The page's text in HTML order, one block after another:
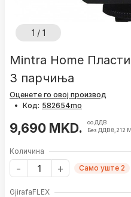
1 / 1
Mintra Home
3 парчиња
Оценете го овој производ
• Код:
9,690 MKD.
со ДДВ
Без ДДВ 8,212
Количина
Само уште 2
GjirafaFLEX